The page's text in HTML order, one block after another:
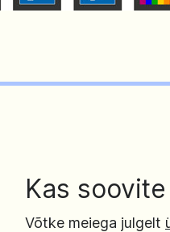
Kas
Võtke meiega julgelt